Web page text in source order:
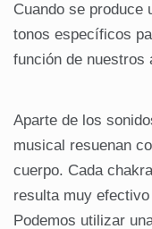
Cuando se produce
tonos específicos
función de nuestros
Aparte de los
musical resuenan
cuerpo. Cada
resulta muy
Podemos utilizar